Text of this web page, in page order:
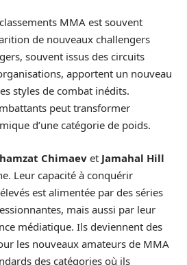
MMA est souvent
de nouveaux challengers
souvent issus des circuits
apportent un nouveau
styles de combat inédits.
peut transformer
d’une catégorie de poids.
Chimaev et Jamahal Hill
Leur capacité à conquérir
est alimentée par des séries
mais aussi par leur
médiatique. Ils deviennent des
les nouveaux amateurs de MMA
des catégories où ils